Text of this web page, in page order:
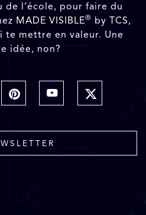
de l’école, pour faire du
MADE VISIBLE® by TCS,
mettre en valeur. Une
idée, non?